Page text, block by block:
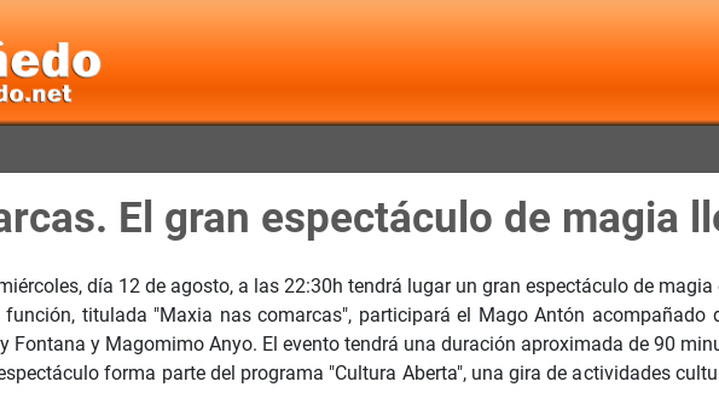
El gran espectáculo de magia
día 12 de agosto, a las 22:30h tendrá lugar un gran espectáculo de
función, titulada "Maxia nas comarcas", participará el Mago Antón
Fontana y Magomimo Anyo. El evento tendrá una duración aproximada de 90
forma parte del programa "Cultura Aberta", una gira de actividades